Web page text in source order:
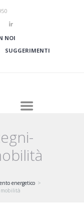
NOI
SUGGERIMENTI
energetico
mobilità